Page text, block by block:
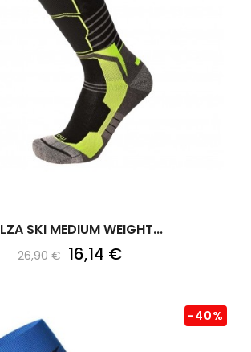
SKI MEDIUM WEIGHT...
26,90 € 16,14 €
-40%